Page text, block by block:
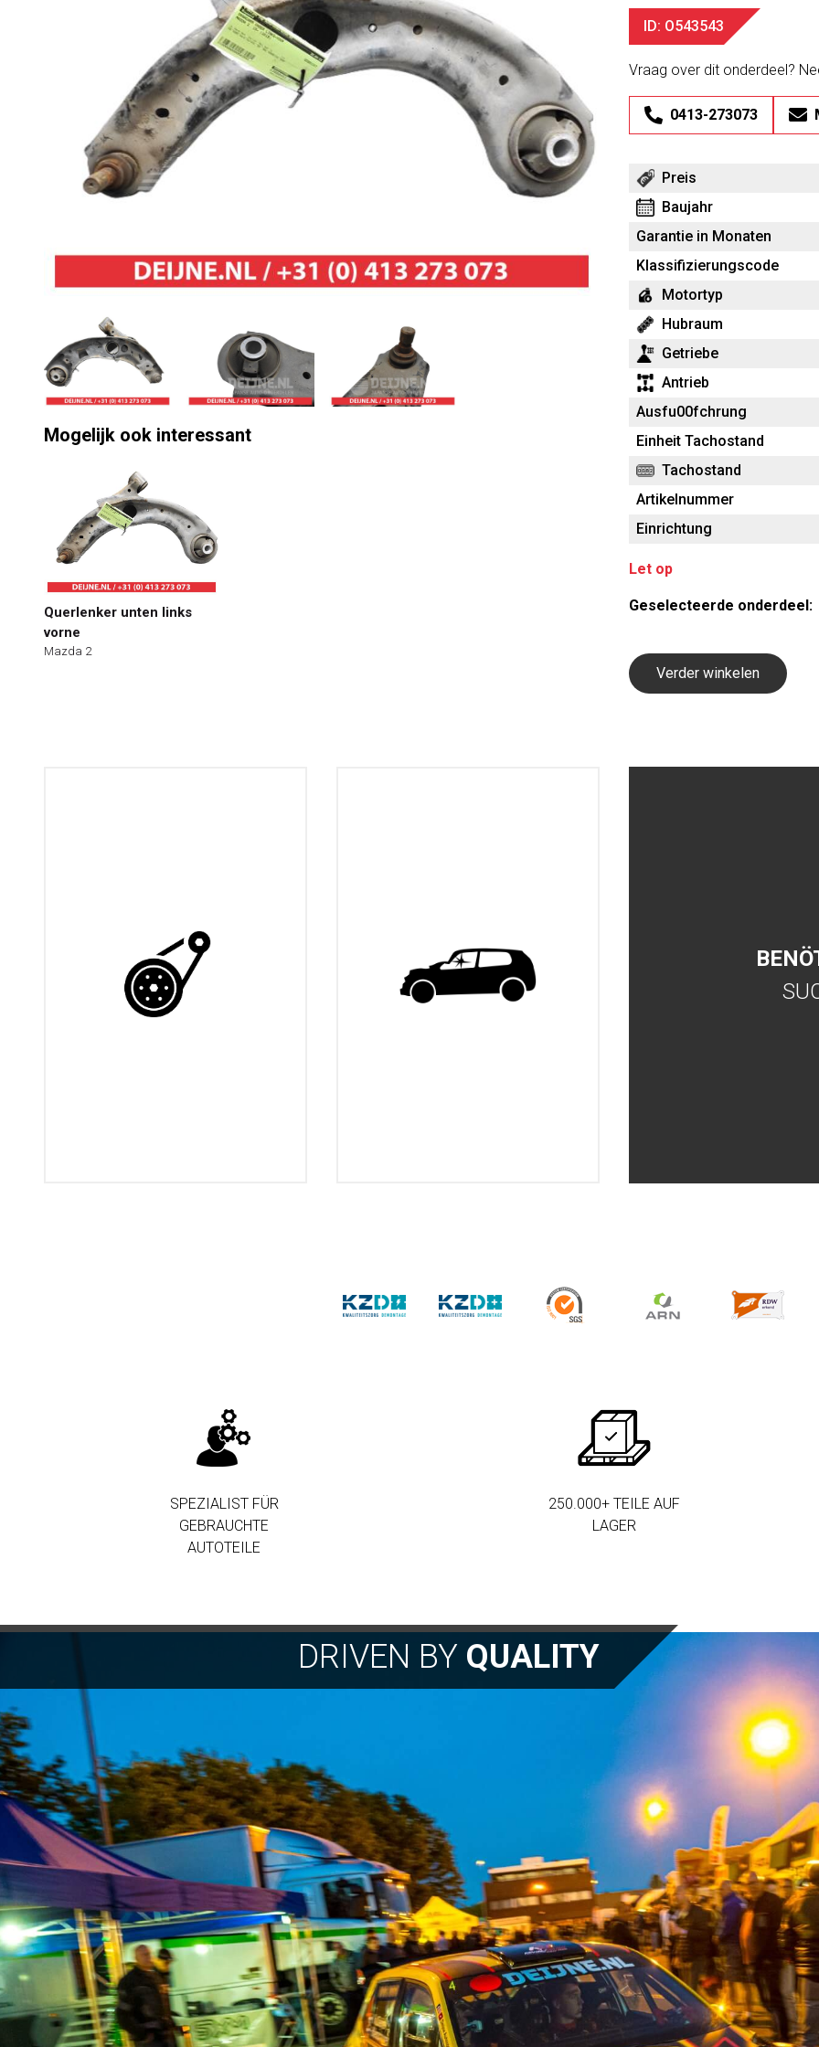
Mogelijk ook interessant
Querlenker unten links
vorne
Mazda 2
ID: O543543
Vraag over dit onderdeel?
0413-273073
Preis
Baujahr
Garantie in Monaten
Klassifizierungscode
Motortyp
Hubraum
Getriebe
Antrieb
Ausfu00fchrung
Einheit Tachostand
Tachostand
Artikelnummer
Einrichtung
Let op
Geselecteerde onderdeel:
Verder winkelen
SPEZIALIST FÜR
GEBRAUCHTE
AUTOTEILE
250.000+ TEILE AUF
LAGER
DRIVEN BY QUALITY